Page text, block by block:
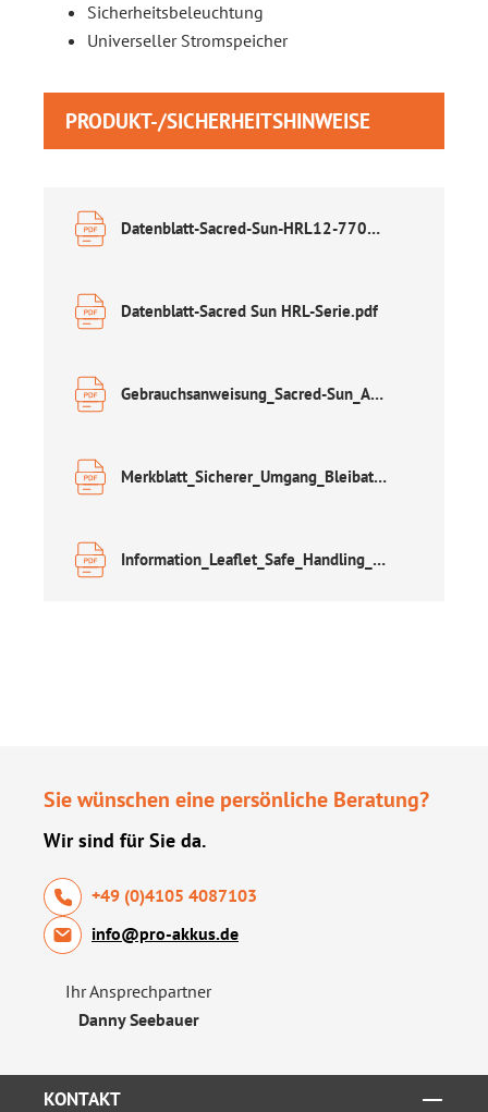
Sicherheitsbeleuchtung
Universeller Stromspeicher
PRODUKT-/SICHERHEITSHINWEISE
Datenblatt-Sacred-Sun-HRL12-770W.pdf
Datenblatt-Sacred Sun HRL-Serie.pdf
Gebrauchsanweisung_Sacred-Sun_AGM.pdf
Merkblatt_Sicherer_Umgang_Bleibatterien.pdf
Information_Leaflet_Safe_Handling_of_Lead_Acid_Accumulators.pdf
Sie wünschen eine persönliche Beratung?
Wir sind für Sie da.
+49 (0)4105 4087103
info@pro-akkus.de
Ihr Ansprechpartner
Danny Seebauer
KONTAKT